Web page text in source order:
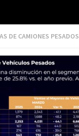
DE CAMIONES PESADOS